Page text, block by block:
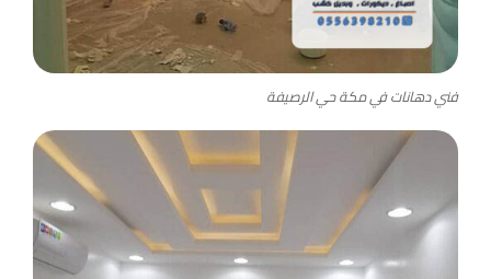
فني دهانات في مكة حي الرصيفة